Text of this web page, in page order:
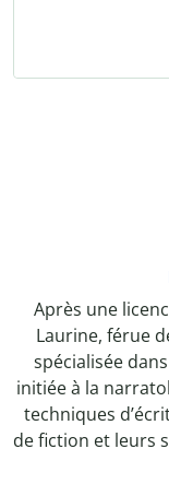
Après une
Laurine, férue
spécialisée
initiée à la
techniques
de fiction et leurs